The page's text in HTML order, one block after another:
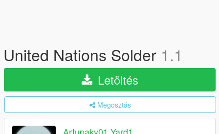
United Nations Solder 1.1
Letöltés
Megosztás